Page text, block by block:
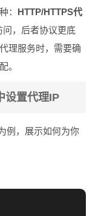
： HTTP/HTTPS代
，后者协议更底
理服务时，需要确
。
设置代理IP
例，展示如何为你